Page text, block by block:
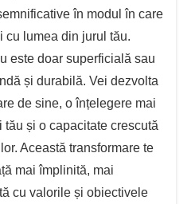
în modul în care
cu lumea din jurul tău.
este doar superficială sau
și durabilă. Vei dezvolta
de sine, o înțelegere mai
și o capacitate crescută
Această transformare te
mai împlinită, mai
cu valorile și obiectivele